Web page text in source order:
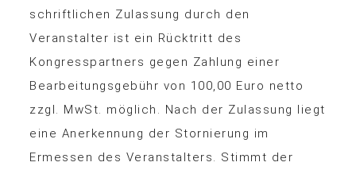
schriftlichen Zulassung durch den
Veranstalter ist ein Rücktritt des
Kongresspartners gegen Zahlung einer
Bearbeitungsgebühr von 100,00 Euro netto
zzgl. MwSt. möglich. Nach der Zulassung liegt
eine Anerkennung der Stornierung im
Ermessen des Veranstalters. Stimmt der